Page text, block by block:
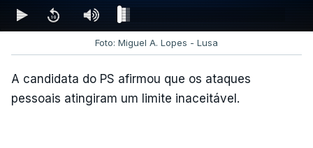
Foto: Miguel A. Lopes - Lusa
A candidata do PS afirmou que os ataques
pessoais atingiram um limite inaceitável.